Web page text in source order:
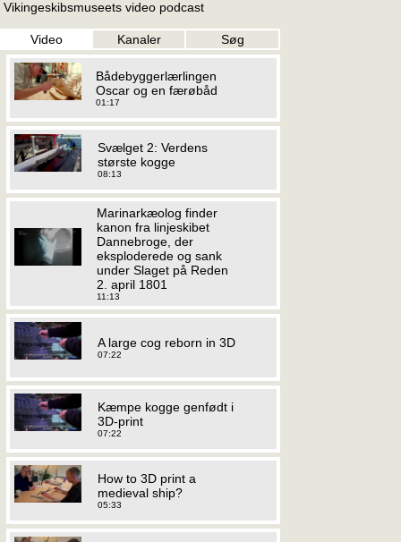
Vikingeskibsmuseets video podcast
Video Kanaler Søg
Bådebyggerlærlingen
Oscar og en færøbåd
01:17
Svælget 2: Verdens
største kogge
08:13
Marinarkæolog finder
kanon fra linjeskibet
Dannebroge, der
eksploderede og sank
under Slaget på Reden
2. april 1801
11:13
A large cog reborn in 3D
07:22
Kæmpe kogge genfødt i
3D-print
07:22
How to 3D print a
medieval ship?
05:33